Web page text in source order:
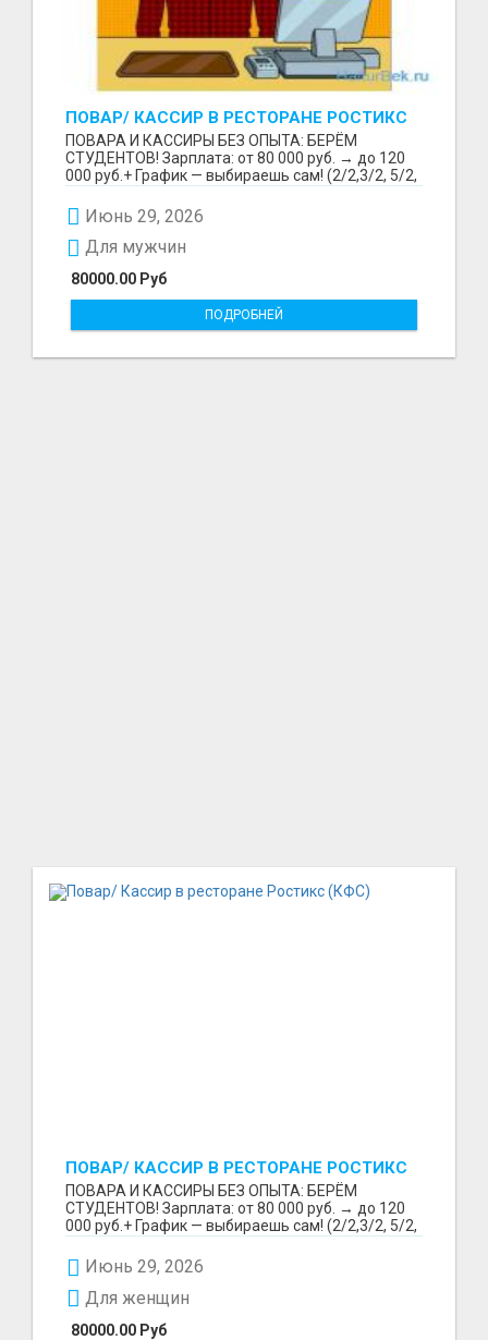
ПОВАР/ КАССИР В РЕСТОРАНЕ РОСТИКС
(КФС)
ПОВАРА И КАССИРЫ БЕЗ ОПЫТА: БЕРЁМ
СТУДЕНТОВ! Зарплата: от 80 000 руб. → до 120
000 руб.+ График — выбираешь сам! (2/2,3/2, 5/2,
Июнь 29, 2026
80000.00 Руб
Для мужчин
ПОДРОБНЕЙ
ПОВАР/ КАССИР В РЕСТОРАНЕ РОСТИКС
(КФС)
ПОВАРА И КАССИРЫ БЕЗ ОПЫТА: БЕРЁМ
СТУДЕНТОВ! Зарплата: от 80 000 руб. → до 120
000 руб.+ График — выбираешь сам! (2/2,3/2, 5/2,
Июнь 29, 2026
80000.00 Руб
Для женщин